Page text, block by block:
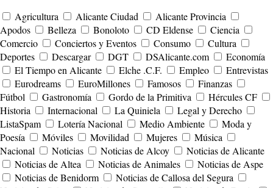
Agricultura
Alicante Ciudad
Alicante Provincia
Apodos
Belleza Bonoloto CD Eldense
Ciencia
Comercio
Conciertos y Eventos Consumo
Cultura
Deportes
Descargar DGT DSAlicante.com
Economía
El Tiempo en Alicante
Elche .C.F. Empleo
Entrevistas
Eurodreams
EuroMillones Famosos
Finanzas
Fútbol
Gastronomía Gordo de la Primitiva
Hércules CF
Historia
Internacional La Quiniela
Legal y Derecho
ListaSpam
Lotería Nacional Medio Ambiente
Moda y
Poesía
Móviles Movilidad Mujeres
Música
Nacional
Noticias Noticias de Alcoy
Noticias de Alicante
Noticias de Altea
Noticias de Animales
Noticias de Aspe
Noticias de Benidorm
Noticias de Callosa del Segura